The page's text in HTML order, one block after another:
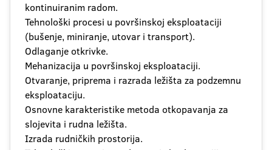
kontinuiranim radom.
Tehnološki procesi u površinskoj eksploataciji
(bušenje, miniranje, utovar i transport).
Odlaganje otkrivke.
Mehanizacija u površinskoj eksploataciji.
Otvaranje, priprema i razrada ležišta za podzemnu
eksploataciju.
Osnovne karakteristike metoda otkopavanja za
slojevita i rudna ležišta.
Izrada rudničkih prostorija.